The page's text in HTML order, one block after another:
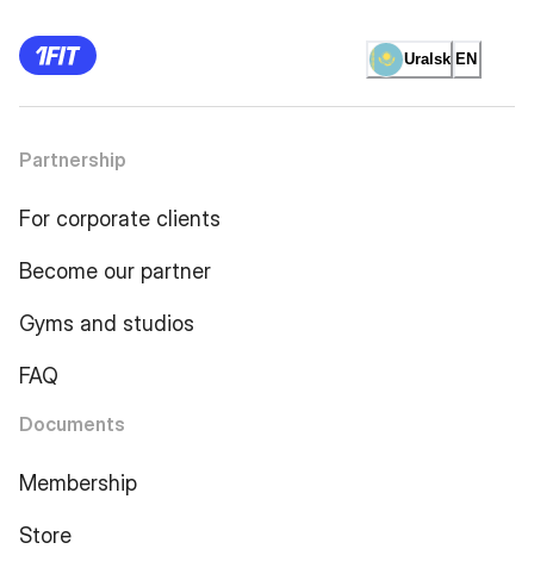
Uralsk EN
Partnership
For corporate clients
Become our partner
Gyms and studios
FAQ
Documents
Membership
Store